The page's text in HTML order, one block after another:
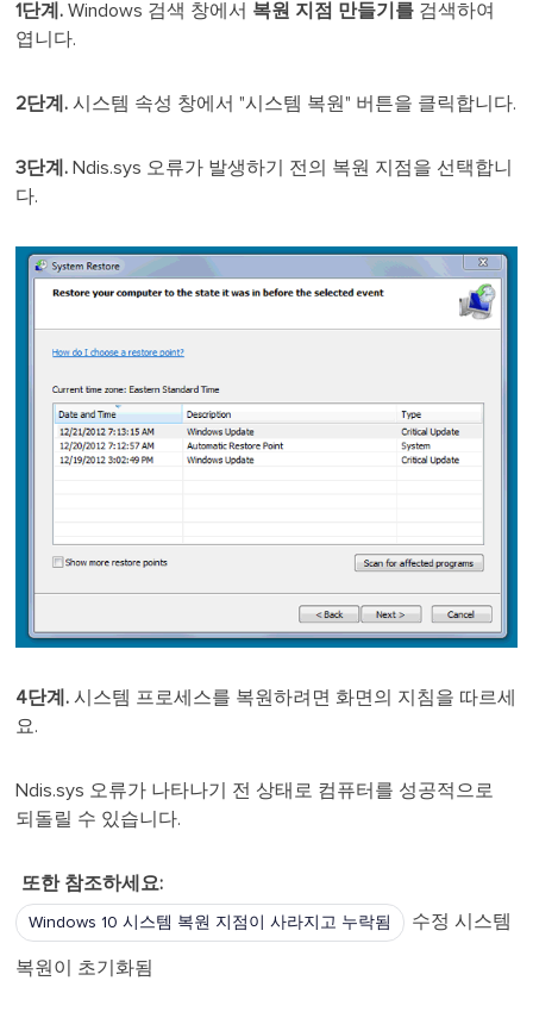
1단계. Windows 검색 창에서 복원 지점 만들기를 검색하여
엽니다.
2단계. 시스템 속성 창에서 "시스템 복원" 버튼을 클릭합니다.
3단계. Ndis.sys 오류가 발생하기 전의 복원 지점을 선택합니
다.
4단계. 시스템 프로세스를 복원하려면 화면의 지침을 따르세
요.
Ndis.sys 오류가 나타나기 전 상태로 컴퓨터를 성공적으로
되돌릴 수 있습니다.
또한 참조하세요:
Windows 10 시스템 복원 지점이 사라지고 누락됨 수정 시스템
복원이 초기화됨